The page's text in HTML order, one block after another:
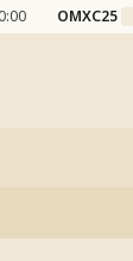
OMXC25